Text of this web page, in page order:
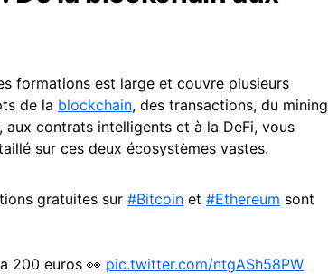
formations est large et couvre plusieurs
de la blockchain, des transactions, du mining
aux contrats intelligents et à la DeFi, vous
sur ces deux écosystèmes vastes.
gratuites sur #Bitcoin et #Ethereum sont
200 euros 👀 pic.twitter.com/ntgASh58PW